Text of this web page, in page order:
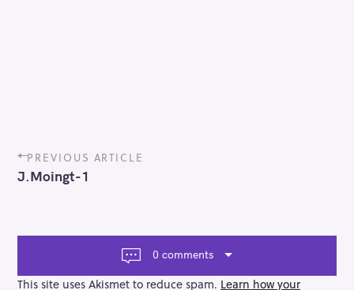
P
o
s
a
g
PREVIOUS ARTICLE
J.Moingt-1
0 comments
This site uses Akismet to reduce spam. Learn how your